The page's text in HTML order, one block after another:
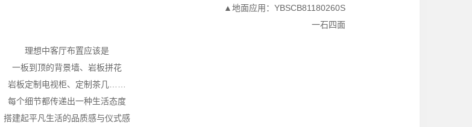
▲地面应用：YBSCB81180260S
一石四面
理想中客厅布置应该是
一板到顶的背景墙、岩板拼花
岩板定制电视柜、定制茶几……
每个细节都传递出一种生活态度
搭建起平凡生活的品质感与仪式感